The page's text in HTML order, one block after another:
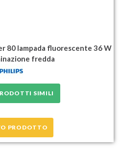
80 lampada fluorescente 36 W
fredda
SIMILI
PRODOTTO